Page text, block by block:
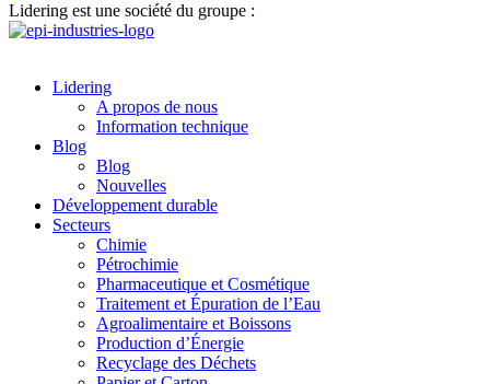
Lidering est une société du groupe :
Lidering
A propos de nous
Information technique
Blog
Blog
Nouvelles
Développement durable
Secteurs
Chimie
Pétrochimie
Pharmaceutique et Cosmétique
Traitement et Épuration de l’Eau
Agroalimentaire et Boissons
Production d’Énergie
Recyclage des Déchets